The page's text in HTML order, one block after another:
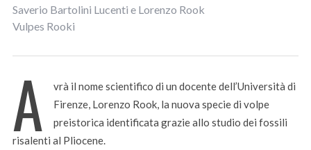
Saverio Bartolini Lucenti e Lorenzo Rook
Vulpes Rooki
A
vrà il nome scientifico di un docente dell’Università di
Firenze, Lorenzo Rook, la nuova specie di volpe
preistorica identificata grazie allo studio dei fossili
risalenti al Pliocene.